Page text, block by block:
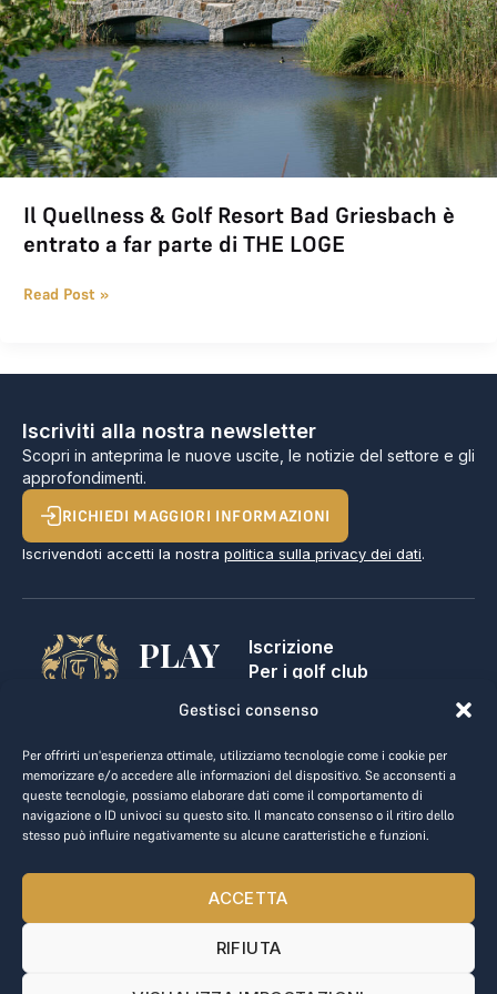
Gestisci consenso
Per offrirti un'esperienza ottimale, utilizziamo tecnologie come i cookie per
memorizzare e/o accedere alle informazioni del dispositivo. Se acconsenti a
queste tecnologie, possiamo elaborare dati come il comportamento di
navigazione o ID univoci su questo sito. Il mancato consenso o il ritiro dello
stesso può influire negativamente su alcune caratteristiche e funzioni.
ACCETTA
RIFIUTA
Il Quellness & Golf Resort Bad Griesbach è
entrato a far parte di THE LOGE
Read Post »
Iscriviti alla nostra newsletter
Scopri in anteprima le nuove uscite, le notizie del settore e gli
approfondimenti.
RICHIEDI MAGGIORI INFORMAZIONI
Iscrivendoti accetti la nostra politica sulla privacy dei dati.
PLAY
GOLF,
BUSINESS.
Iscrizione
Per i golf club
Note legali
Termini e condizioni
Privacy dei dati
kontakt@the-loge.com
Il nostro team è qui per aiutarti.
Dal lunedì al venerdì, dalle 8:00 alle 17:00.